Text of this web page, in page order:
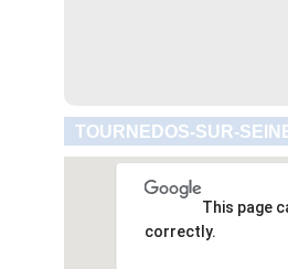
TOURNEDOS-SUR-
This page
correctly.